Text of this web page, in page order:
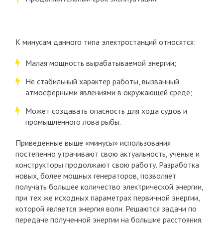
К минусам данного типа электростанций относятся:
Малая мощность вырабатываемой энергии;
Не стабильный характер работы, вызванный
атмосферными явлениями в окружающей среде;
Может создавать опасность для хода судов и
промышленного лова рыбы.
Приведенные выше «минусы» использования
постепенно утрачивают свою актуальность, ученые и
конструкторы продолжают свою работу. Разработка
новых, более мощных генераторов, позволяет
получать большее количество электрической энергии,
при тех же исходных параметрах первичной энергии,
которой является энергия волн. Решаются задачи по
передаче полученной энергии на большие расстояния.